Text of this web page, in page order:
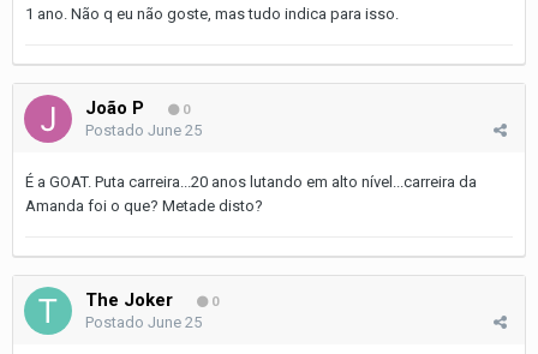
1 ano. Não q eu não goste, mas tudo indica para isso.
João P 0
Postado June 25
É a GOAT. Puta carreira...20 anos lutando em alto nível...carreira da
Amanda foi o que? Metade disto?
The Joker 0
Postado June 25